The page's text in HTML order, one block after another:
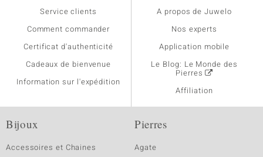
Service clients
Comment commander
Certificat d'authenticité
Cadeaux de bienvenue
Information sur l'expédition
A propos de Juwelo
Nos experts
Application mobile
Le Blog: Le Monde des
Pierres
Affiliation
Bijoux
Accessoires et Chaines
Pierres
Agate